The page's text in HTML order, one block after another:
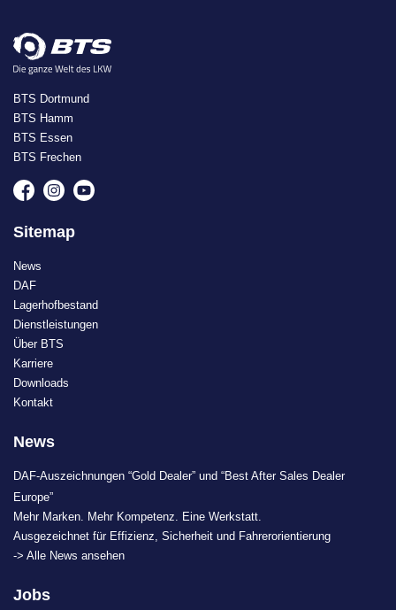
BTS Dortmund
BTS Hamm
BTS Essen
BTS Frechen
Sitemap
News
DAF
Lagerhofbestand
Dienstleistungen
Über BTS
Karriere
Downloads
Kontakt
News
DAF-Auszeichnungen “Gold Dealer” und “Best After Sales Dealer
Europe”
Mehr Marken. Mehr Kompetenz. Eine Werkstatt.
Ausgezeichnet für Effizienz, Sicherheit und Fahrerorientierung
-> Alle News ansehen
Jobs